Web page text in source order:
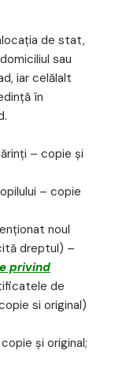
de stat,
sau
iar celălalt
în
– copie şi
– copie
noul
dreptul) –
privind
de
si original)
şi original;